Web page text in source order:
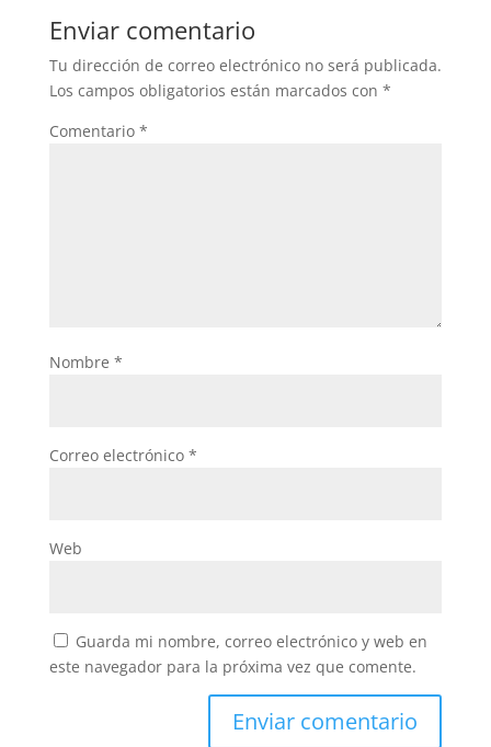
Enviar comentario
Tu dirección de correo electrónico no será publicada.
Los campos obligatorios están marcados con *
Comentario *
Nombre *
Correo electrónico *
Web
Guarda mi nombre, correo electrónico y web en
este navegador para la próxima vez que comente.